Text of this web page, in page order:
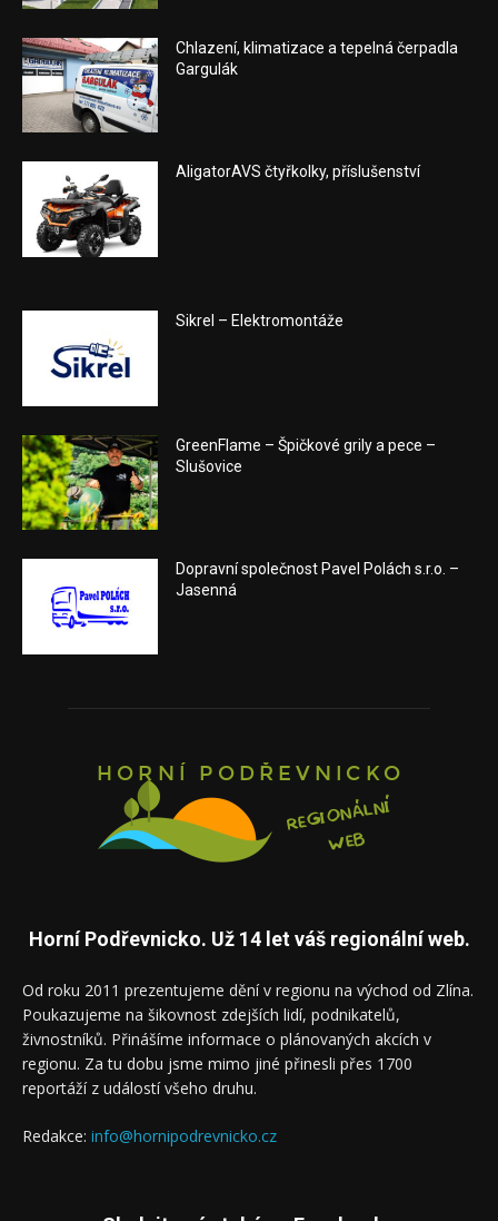
Chlazení, klimatizace a tepelná čerpadla
Gargulák
AligatorAVS čtyřkolky, příslušenství
Sikrel – Elektromontáže
GreenFlame – Špičkové grily a pece –
Slušovice
Dopravní společnost Pavel Polách s.r.o. –
Jasenná
Horní Podřevnicko. Už 14 let váš regionální web.
Od roku 2011 prezentujeme dění v regionu na východ od Zlína.
Poukazujeme na šikovnost zdejších lidí, podnikatelů,
živnostníků. Přinášíme informace o plánovaných akcích v
regionu. Za tu dobu jsme mimo jiné přinesli přes 1700
reportáží z událostí všeho druhu.
Redakce: info@hornipodrevnicko.cz